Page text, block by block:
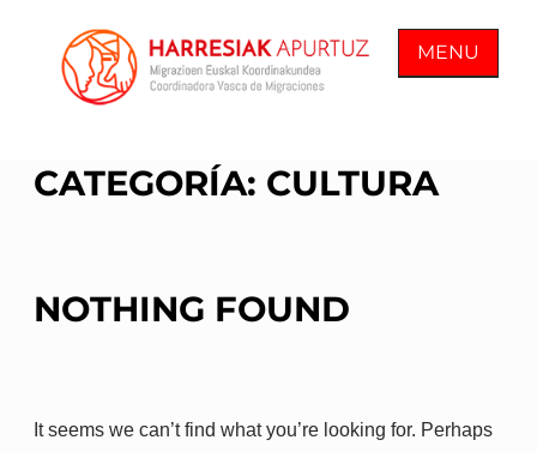
content
MIGRACIONES
una sociedad inclusiva y abierta
MENU
CATEGORÍA: CULTURA
NOTHING FOUND
It seems we can’t find what you’re looking for. Perhaps